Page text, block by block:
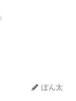
ぽん太